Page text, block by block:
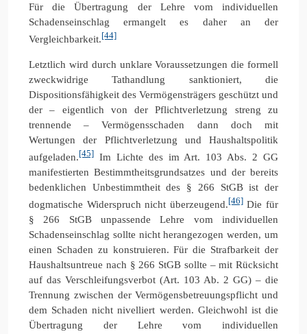
Für die Übertragung der Lehre vom individuellen
Schadenseinschlag ermangelt es daher an der
Vergleichbarkeit.[44]
Letztlich wird durch unklare Voraussetzungen die formell
zweckwidrige Tathandlung sanktioniert, die
Dispositionsfähigkeit des Vermögensträgers geschützt und
der – eigentlich von der Pflichtverletzung streng zu
trennende – Vermögensschaden dann doch mit
Wertungen der Pflichtverletzung und Haushaltspolitik
aufgeladen.[45] Im Lichte des im Art. 103 Abs. 2 GG
manifestierten Bestimmtheitsgrundsatzes und der bereits
bedenklichen Unbestimmtheit des § 266 StGB ist der
dogmatische Widerspruch nicht überzeugend.[46]Die für
§ 266 StGB unpassende Lehre vom individuellen
Schadenseinschlag sollte nicht herangezogen werden, um
einen Schaden zu konstruieren. Für die Strafbarkeit der
Haushaltsuntreue nach § 266 StGB sollte – mit Rücksicht
auf das Verschleifungsverbot (Art. 103 Ab. 2 GG) – die
Trennung zwischen der Vermögensbetreuungspflicht und
dem Schaden nicht nivelliert werden. Gleichwohl ist die
Übertragung der Lehre vom individuellen